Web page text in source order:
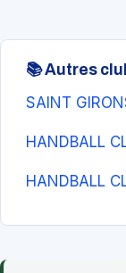
📚 Autres
SAINT
HANDBALL
HANDBALL